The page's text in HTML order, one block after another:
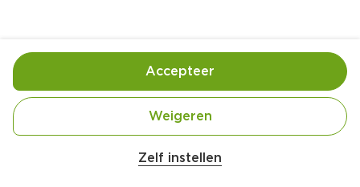
1 stuk Uien
Zelf instellen
Weigeren
Accepteer